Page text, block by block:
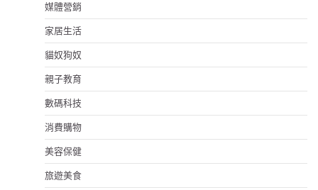
媒體營銷
家居生活
貓奴狗奴
親子教育
數碼科技
消費購物
美容保健
旅遊美食